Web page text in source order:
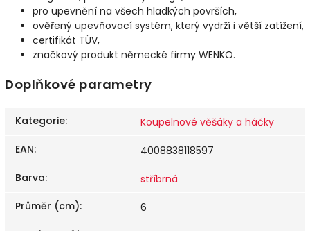
pro upevnění na všech hladkých površích,
ověřený upevňovací systém, který vydrží i větší zatížení,
certifikát TÜV,
značkový produkt německé firmy WENKO.
Doplňkové parametry
Kategorie:
Koupelnové věšáky a háčky
EAN:
4008838118597
Barva:
stříbrná
Průměr (cm):
6